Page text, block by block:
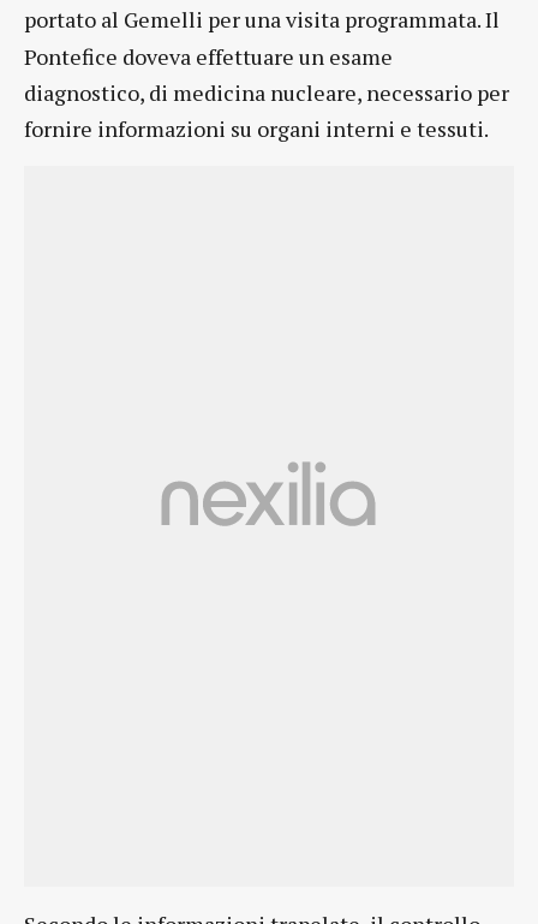
portato al Gemelli per una visita programmata. Il
Pontefice doveva effettuare un esame
diagnostico, di medicina nucleare, necessario per
fornire informazioni su organi interni e tessuti.